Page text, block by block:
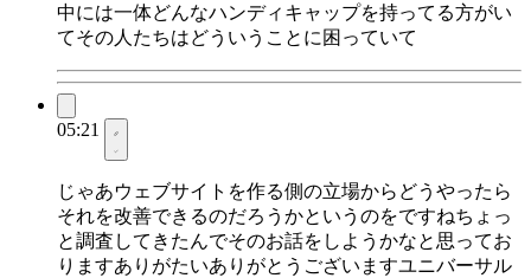
中には一体どんなハンディキャップを持ってる方がい
てその人たちはどういうことに困っていて
05:21
じゃあウェブサイトを作る側の立場からどうやったら
それを改善できるのだろうかというのをですねちょっ
と調査してきたんでそのお話をしようかなと思ってお
りますありがたいありがとうございますユニバーサル